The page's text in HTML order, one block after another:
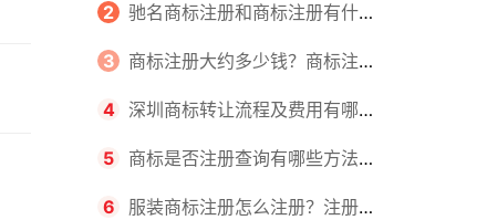
怎么提交申请书件？
2 驰名商标注册和商标注册有什么
区别？
3 商标注册大约多少钱？商标注册
查询的方式有哪些？
4 深圳商标转让流程及费用有哪些
要求？商标转让所需时间是多久？
5 商标是否注册查询有哪些方法？
有哪些步骤？
6 服装商标注册怎么注册？注册商